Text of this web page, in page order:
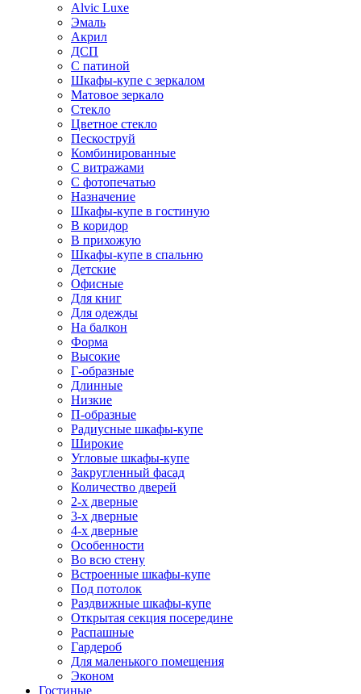
Alvic Luxe
Эмаль
Акрил
ДСП
С патиной
Шкафы-купе с зеркалом
Матовое зеркало
Стекло
Цветное стекло
Пескоструй
Комбинированные
С витражами
С фотопечатью
Назначение
Шкафы-купе в гостиную
В коридор
В прихожую
Шкафы-купе в спальню
Детские
Офисные
Для книг
Для одежды
На балкон
Форма
Высокие
Г-образные
Длинные
Низкие
П-образные
Радиусные шкафы-купе
Широкие
Угловые шкафы-купе
Закругленный фасад
Количество дверей
2-х дверные
3-х дверные
4-х дверные
Особенности
Во всю стену
Встроенные шкафы-купе
Под потолок
Раздвижные шкафы-купе
Открытая секция посередине
Распашные
Гардероб
Для маленького помещения
Эконом
Гостиные